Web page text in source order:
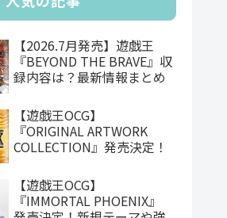
【2026.7月発売】遊戯王
『BEYOND THE BRAVE』収
録内容は？最新情報まとめ
【遊戯王OCG】
『ORIGINAL ARTWORK
COLLECTION』発売決定！
【遊戯王OCG】
『IMMORTAL PHOENIX』